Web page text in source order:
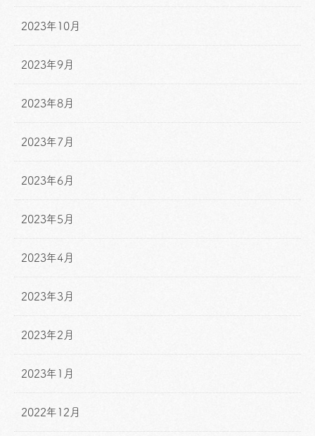
2023年10月
2023年9月
2023年8月
2023年7月
2023年6月
2023年5月
2023年4月
2023年3月
2023年2月
2023年1月
2022年12月